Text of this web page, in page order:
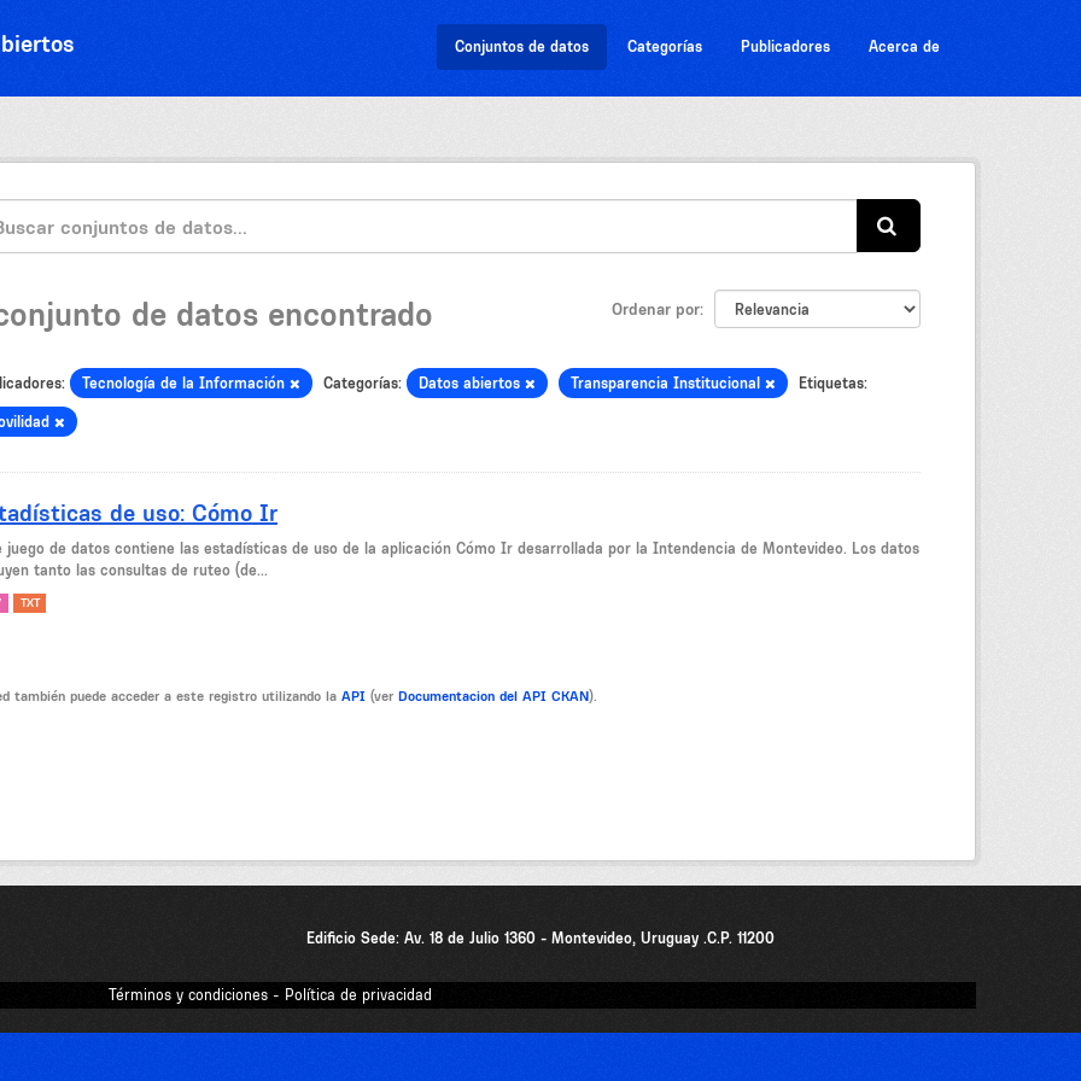
Conjuntos de datos Categorías Publicadores Acerca de
Ordenar por
de datos encontrado
Tecnología de la Información Categorías: Datos abiertos Transparencia Institucional Etiquetas:
de uso: Cómo Ir
juego de datos contiene las estadísticas de uso de la aplicación Cómo Ir desarrollada por la Intendencia de Montevideo. Los datos
tanto las consultas de ruteo (de...
TXT
también puede acceder a este registro utilizando la API (ver Documentacion del API CKAN).
Edificio Sede: Av. 18 de Julio 1360 - Montevideo, Uruguay .C.P. 11200
Términos y condiciones - Política de privacidad